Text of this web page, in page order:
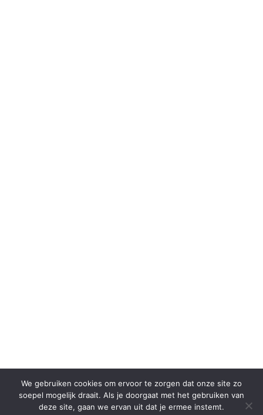
We gebruiken cookies om ervoor te zorgen dat onze site zo
soepel mogelijk draait. Als je doorgaat met het gebruiken van
deze site, gaan we ervan uit dat je ermee instemt.